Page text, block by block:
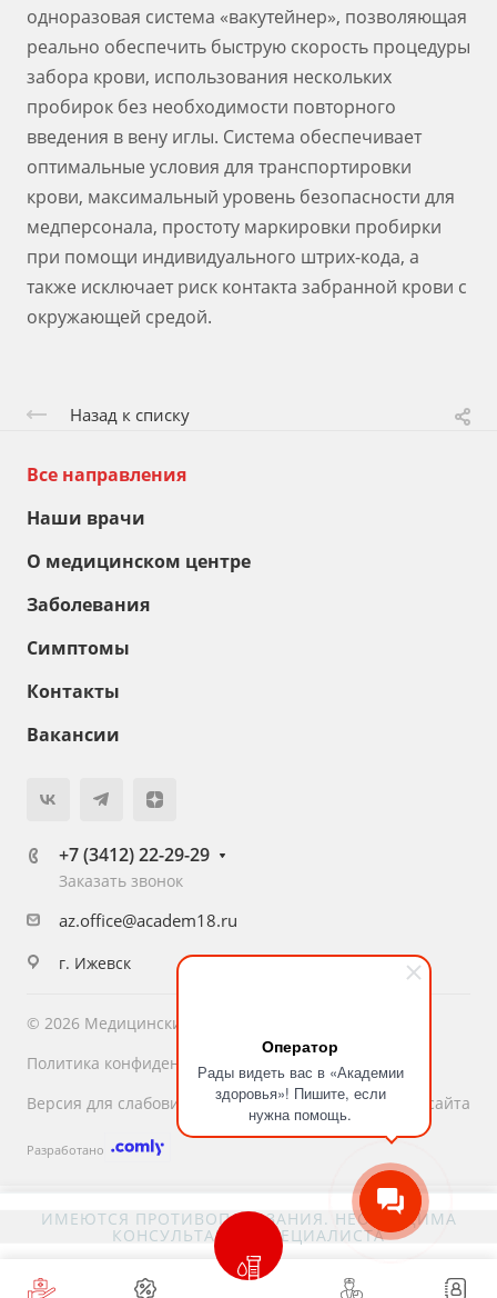
Оператор
Рады видеть вас в «Академии
здоровья»! Пишите, если
нужна помощь.
одноразовая система «вакутейнер», позволяющая
реально обеспечить быструю скорость процедуры
забора крови, использования нескольких
пробирок без необходимости повторного
введения в вену иглы. Система обеспечивает
оптимальные условия для транспортировки
крови, максимальный уровень безопасности для
медперсонала, простоту маркировки пробирки
при помощи индивидуального штрих-кода, а
также исключает риск контакта забранной крови с
окружающей средой.
Назад к списку
Все направления
Наши врачи
О медицинском центре
Заболевания
Симптомы
Контакты
Вакансии
+7 (3412) 22-29-29
Заказать звонок
az.office@academ18.ru
г. Ижевск
© 2026 Медицинский центр «Академия Здоровья»
Политика конфиденциальности
Версия для слабовидящих
Карта сайта
Разработано
ИМЕЮТСЯ ПРОТИВОПОКАЗАНИЯ. НЕОБХОДИМА
КОНСУЛЬТАЦИЯ СПЕЦИАЛИСТА